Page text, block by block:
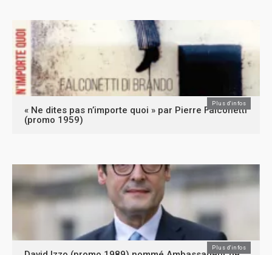
« Ne dites pas n’importe quoi » par Pierre Falconetti
(promo 1959)
Plus d'infos
Plus d'infos